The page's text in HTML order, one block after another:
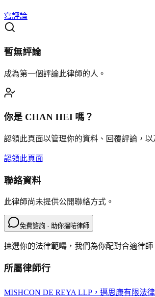
寫評論
暫無評論
成為第一個評論此律師的人。
你是 CHAN HEI 嗎？
認領此頁面以管理你的資料、回覆評論，
認領此頁面
聯絡資料
此律師尚未提供公開聯絡方式。
免費諮詢 · 助你搵啱律師
揀選你的法律範疇，我們為你配對合適律師
所屬律師行
MISHCON DE REYA LLP ，邁思康有限法